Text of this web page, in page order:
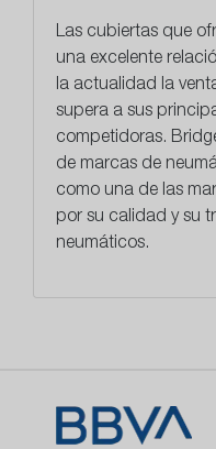
Las cubiertas que
una excelente
la actualidad la
supera a sus
competidoras.
de marcas de
como una de las
por su calidad y su
neumáticos.